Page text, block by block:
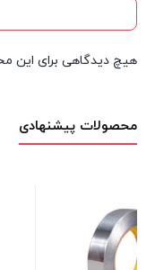
هیچ دیدگاهی برای
محصولات پیشنهادی